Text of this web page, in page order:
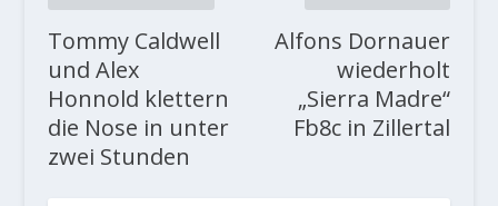
Tommy Caldwell
und Alex
Honnold klettern
die Nose in unter
zwei Stunden
Alfons Dornauer
wiederholt
„Sierra Madre“
Fb8c in Zillertal